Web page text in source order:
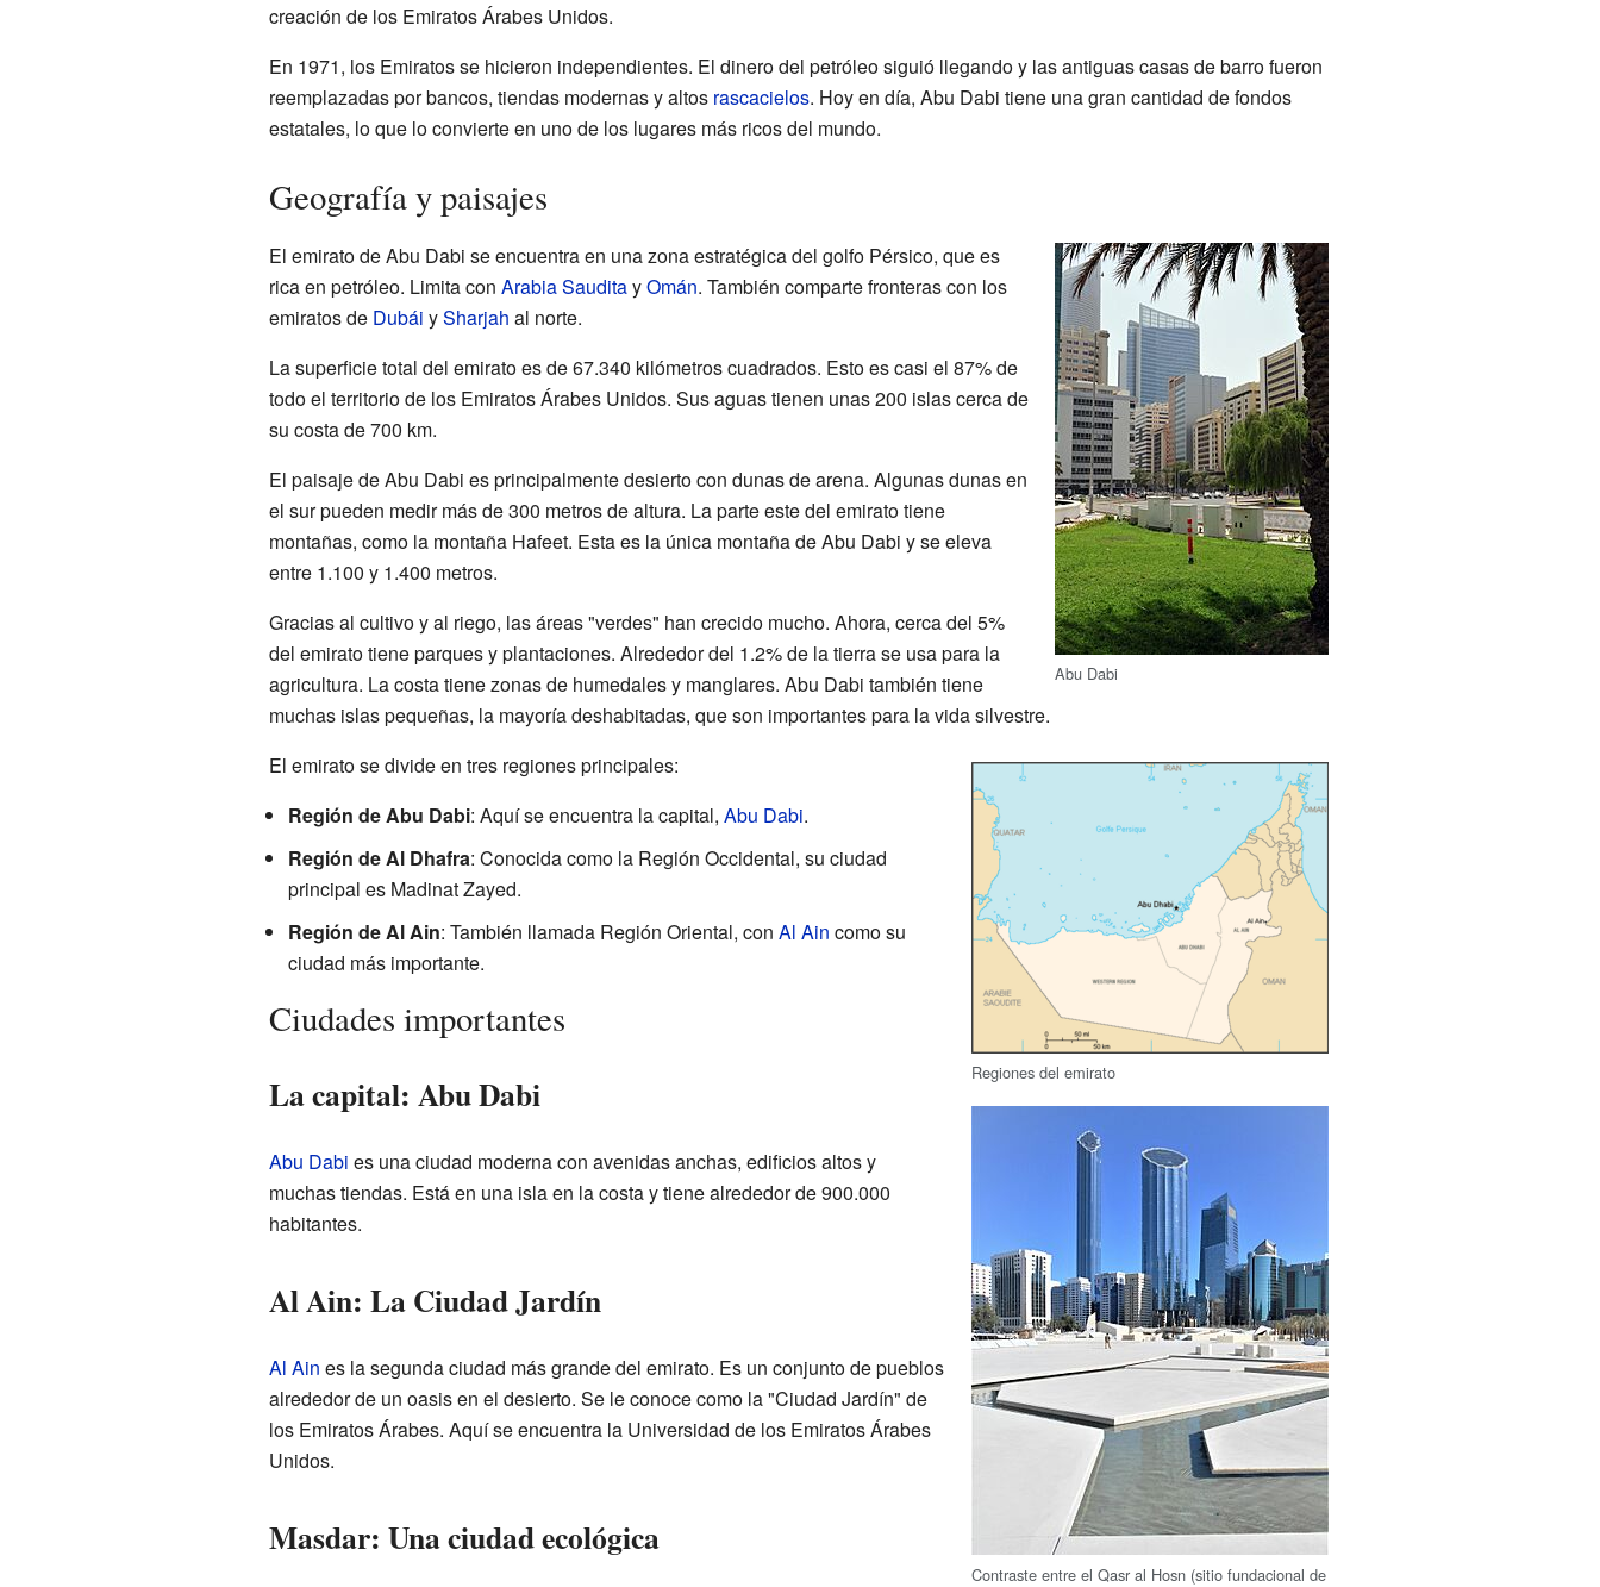
creación de los Emiratos Árabes Unidos.
En 1971, los Emiratos se hicieron independientes. El dinero del petróleo siguió llegando y las antiguas casas de barro fueron
reemplazadas por bancos, tiendas modernas y altos rascacielos. Hoy en día, Abu Dabi tiene una gran cantidad de fondos
estatales, lo que lo convierte en uno de los lugares más ricos del mundo.
Geografía y paisajes
Abu Dabi
El emirato de Abu Dabi se encuentra en una zona estratégica del golfo Pérsico, que es
rica en petróleo. Limita con Arabia SauditayOmán. También comparte fronteras con los
emiratos de Dubái ySharjah al norte.
La superficie total del emirato es de 67.340 kilómetros cuadrados. Esto es casi el 87% de
todo el territorio de los Emiratos Árabes Unidos. Sus aguas tienen unas 200 islas cerca de
su costa de 700 km.
El paisaje de Abu Dabi es principalmente desierto con dunas de arena. Algunas dunas en
el sur pueden medir más de 300 metros de altura. La parte este del emirato tiene
montañas, como la montaña Hafeet. Esta es la única montaña de Abu Dabi y se eleva
entre 1.100 y 1.400 metros.
Gracias al cultivo y al riego, las áreas "verdes" han crecido mucho. Ahora, cerca del 5%
del emirato tiene parques y plantaciones. Alrededor del 1.2% de la tierra se usa para la
agricultura. La costa tiene zonas de humedales y manglares. Abu Dabi también tiene
muchas islas pequeñas, la mayoría deshabitadas, que son importantes para la vida silvestre.
Regiones del emirato
El emirato se divide en tres regiones principales:
Región de Abu Dabi: Aquí se encuentra la capital, Abu Dabi.
Región de Al Dhafra: Conocida como la Región Occidental, su ciudad
principal es Madinat Zayed.
Región de Al Ain: También llamada Región Oriental, con Al Ain como su
ciudad más importante.
Contraste entre el Qasr al Hosn (sitio fundacional de
Ciudades importantes
La capital: Abu Dabi
Abu Dabi es una ciudad moderna con avenidas anchas, edificios altos y
muchas tiendas. Está en una isla en la costa y tiene alrededor de 900.000
habitantes.
Al Ain: La Ciudad Jardín
Al Ain es la segunda ciudad más grande del emirato. Es un conjunto de pueblos
alrededor de un oasis en el desierto. Se le conoce como la "Ciudad Jardín" de
los Emiratos Árabes. Aquí se encuentra la Universidad de los Emiratos Árabes
Unidos.
Masdar: Una ciudad ecológica